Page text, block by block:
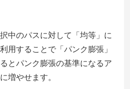
中のパスに対して「均等」に
用することで「パンク膨張」
とパンク膨張の基準になるア
増やせます。